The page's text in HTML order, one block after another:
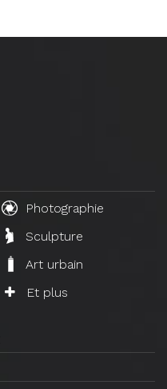
Photographie
Sculpture
Art urbain
Et plus